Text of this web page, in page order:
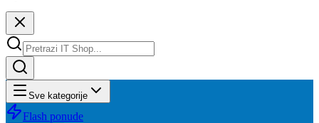
Sve kategorije
Flash ponude